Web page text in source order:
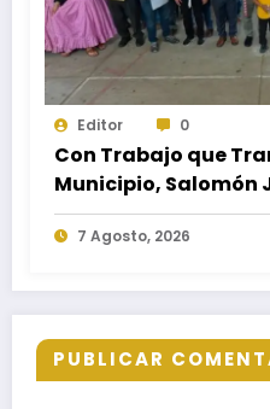
Editor 0
Con Trabajo que
Municipio, Salomón
desarrollo de
7 Agosto, 2026
PUBLICAR